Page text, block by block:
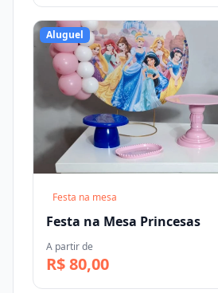
Aluguel
Festa na mesa
Festa na Mesa Princesas
A partir de
R$ 80,00